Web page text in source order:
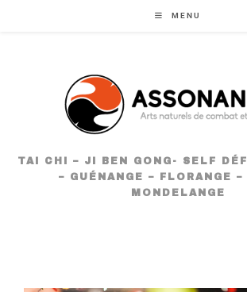
MENU
TAI CHI – JI BEN GONG- SELF
– GUÉNANGE – FLORANGE
MONDELANGE